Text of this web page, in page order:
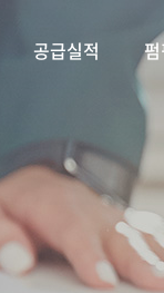
공급실적